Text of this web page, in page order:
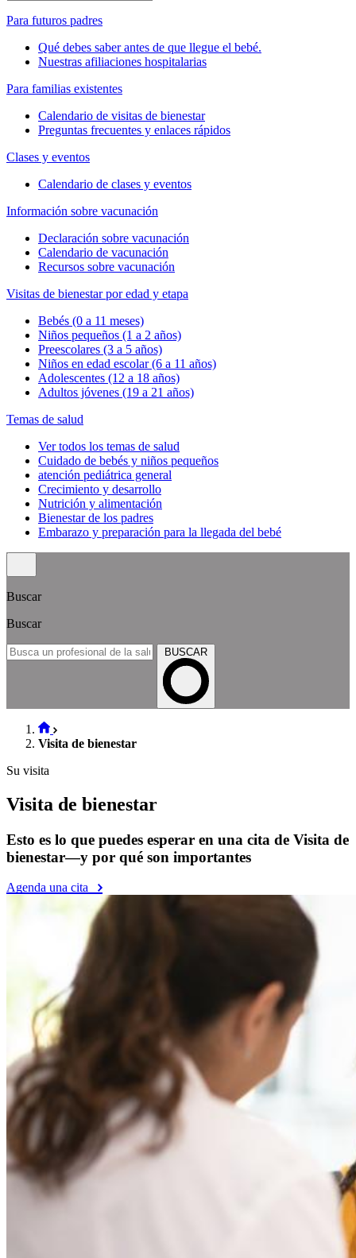
Para futuros padres
Qué debes saber antes de que llegue el bebé.
Nuestras afiliaciones hospitalarias
Para familias existentes
Calendario de visitas de bienestar
Preguntas frecuentes y enlaces rápidos
Clases y eventos
Calendario de clases y eventos
Información sobre vacunación
Declaración sobre vacunación
Calendario de vacunación
Recursos sobre vacunación
Visitas de bienestar por edad y etapa
Bebés (0 a 11 meses)
Niños pequeños (1 a 2 años)
Preescolares (3 a 5 años)
Niños en edad escolar (6 a 11 años)
Adolescentes (12 a 18 años)
Adultos jóvenes (19 a 21 años)
Temas de salud
Ver todos los temas de salud
Cuidado de bebés y niños pequeños
atención pediátrica general
Crecimiento y desarrollo
Nutrición y alimentación
Bienestar de los padres
Embarazo y preparación para la llegada del bebé
Buscar
Buscar
BUSCAR
Visita de bienestar
Su visita
Visita de bienestar
Esto es lo que puedes esperar en una cita de Visita de
bienestar—y por qué son importantes
Agenda una cita